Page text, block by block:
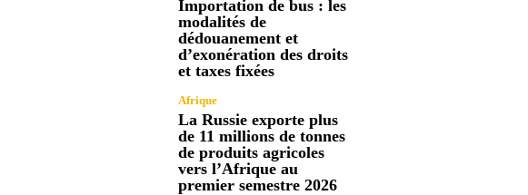
Importation de bus : les
modalités de
dédouanement et
d’exonération des droits
et taxes fixées
Afrique
La Russie exporte plus
de 11 millions de tonnes
de produits agricoles
vers l’Afrique au
premier semestre 2026